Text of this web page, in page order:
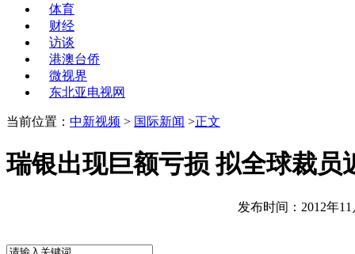
体育
财经
访谈
港澳台侨
微视界
东北亚电视网
当前位置： 中新视频 > 国际新闻 >正文
瑞银出现巨额亏损 拟全球裁员
发布时间：2012年11